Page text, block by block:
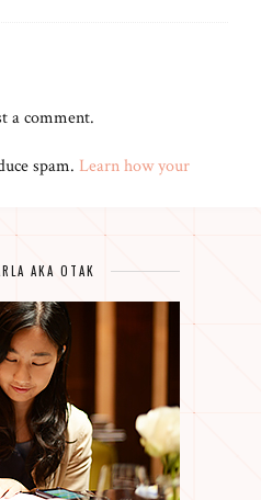
a comment.
spam. Learn how your
AKA OTAK